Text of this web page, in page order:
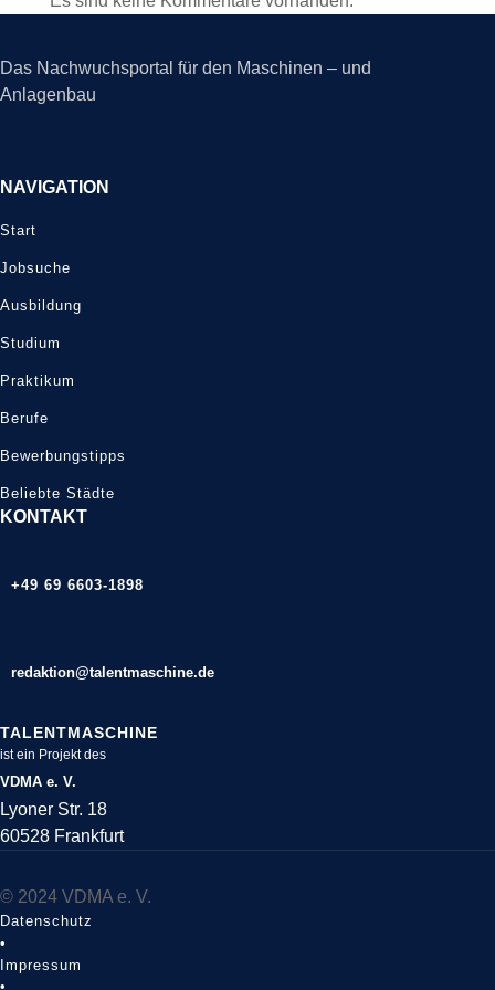
Das Nachwuchsportal für den Maschinen – und
Anlagenbau
NAVIGATION
Start
Jobsuche
Ausbildung
Studium
Praktikum
Berufe
Bewerbungstipps
Beliebte Städte
KONTAKT
+49 69 6603-1898
redaktion@talentmaschine.de
TALENTMASCHINE
ist ein Projekt des
VDMA e. V.
Lyoner Str. 18
60528 Frankfurt
© 2024 VDMA e. V.
Datenschutz
•
Impressum
•